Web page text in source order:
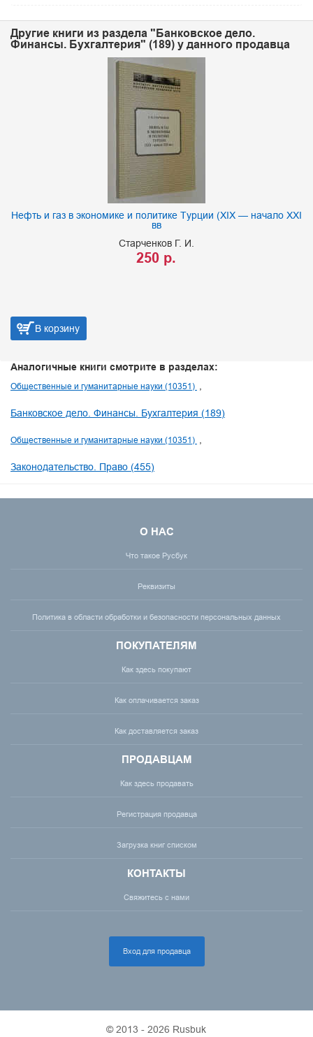
Другие книги из раздела "Банковское дело.
Финансы. Бухгалтерия" (189) у данного продавца
Нефть и газ в экономике и политике Турции (XIX — начало XXI
вв
Старченков Г. И.
250 р.
В корзину
Аналогичные книги смотрите в разделах:
Общественные и гуманитарные науки (10351)
Банковское дело. Финансы. Бухгалтерия (189)
Общественные и гуманитарные науки (10351)
Законодательство. Право (455)
О НАС
Что такое Русбук
Реквизиты
Политика в области обработки и безопасности персональных данных
ПОКУПАТЕЛЯМ
Как здесь покупают
Как оплачивается заказ
Как доставляется заказ
ПРОДАВЦАМ
Как здесь продавать
Регистрация продавца
Загрузка книг списком
КОНТАКТЫ
Свяжитесь с нами
Вход для продавца
© 2013 - 2026 Rusbuk